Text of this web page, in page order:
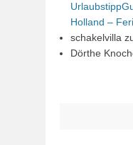
Holland –
schakelvilla
Dörthe